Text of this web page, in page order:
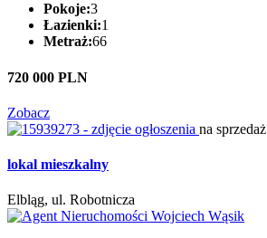
Pokoje:3
Łazienki:1
Metraż:66
720 000 PLN
Zobacz
na sprzedaż
lokal mieszkalny
Elbląg, ul. Robotnicza